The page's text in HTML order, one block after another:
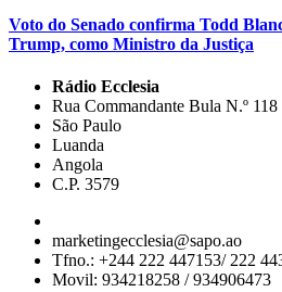
Voto do Senado confirma Todd
Trump, como Ministro da Justiça
Rádio Ecclesia
Rua Commandante Bula N.º 118
São Paulo
Luanda
Angola
C.P. 3579
marketingecclesia@sapo.ao
Tfno.: +244 222 447153/ 222
Movil: 934218258 / 934906473